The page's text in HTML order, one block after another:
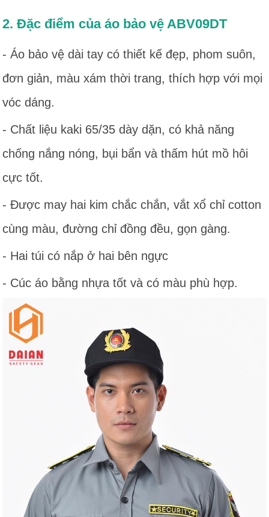
2. Đặc điểm của áo bảo vệ ABV09DT
- Áo bảo vệ dài tay có thiết kế đẹp, phom suôn,
đơn giản, màu xám thời trang, thích hợp với mọi
vóc dáng.
- Chất liệu kaki 65/35 dày dặn, có khả năng
chống nắng nóng, bụi bẩn và thấm hút mồ hôi
cực tốt.
- Được may hai kim chắc chắn, vắt xổ chỉ cotton
cùng màu, đường chỉ đồng đều, gọn gàng.
- Hai túi có nắp ở hai bên ngực
- Cúc áo bằng nhựa tốt và có màu phù hợp.